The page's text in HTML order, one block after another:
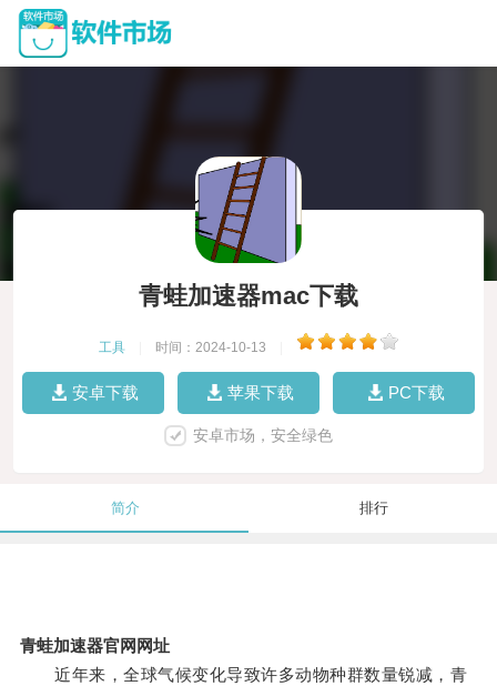
青蛙加速器mac下载
工具 时间：2024-10-13
安卓下载 苹果下载 PC下载
安卓市场，安全绿色
简介 排行
青蛙加速器官网网址
近年来，全球气候变化导致许多动物种群数量锐减，青